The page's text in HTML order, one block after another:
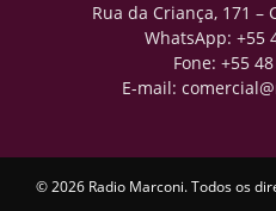
Rua da Criança, 171 –
WhatsApp: +55
Fone: +55
E-mail:
© 2026 Radio Marconi. Todos os